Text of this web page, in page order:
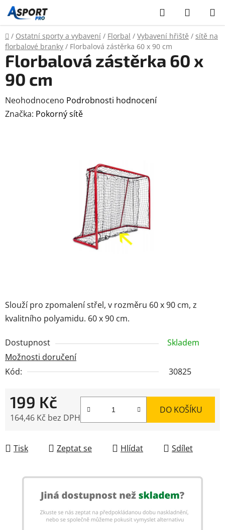
Přejít
na
obsah
Hledat
KOŠÍK
Domů
/ Ostatní sporty a vybavení / Florbal / Vybavení hřiště / sítě na
florbalové branky / Florbalová zástěrka 60 x 90 cm
Slouží pro zpomalení střel, v rozměru 60 x 90 cm, z
kvalitního polyamidu. 60 x 90 cm.
Dostupnost
Skladem
Možnosti doručení
Kód:
30825
199 Kč
164,46 Kč bez DPH
DO KOŠÍKU
Tisk Zeptat se Hlídat Sdílet
Florbalová zástěrka 60 x
90 cm
Průměrné
hodnocení
Neohodnoceno Podrobnosti hodnocení
Značka: Pokorný sítě